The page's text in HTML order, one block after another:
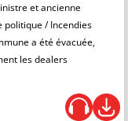
et ancienne
politique / Incendies
a été évacuée,
les dealers